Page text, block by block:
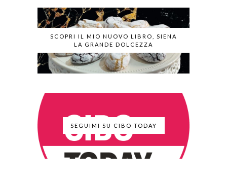
SCOPRI IL MIO NUOVO LIBRO, SIENA
LA GRANDE DOLCEZZA
SEGUIMI SU CIBO TODAY